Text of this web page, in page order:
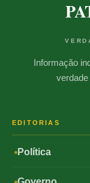
Informação
EDITORIAS
Política